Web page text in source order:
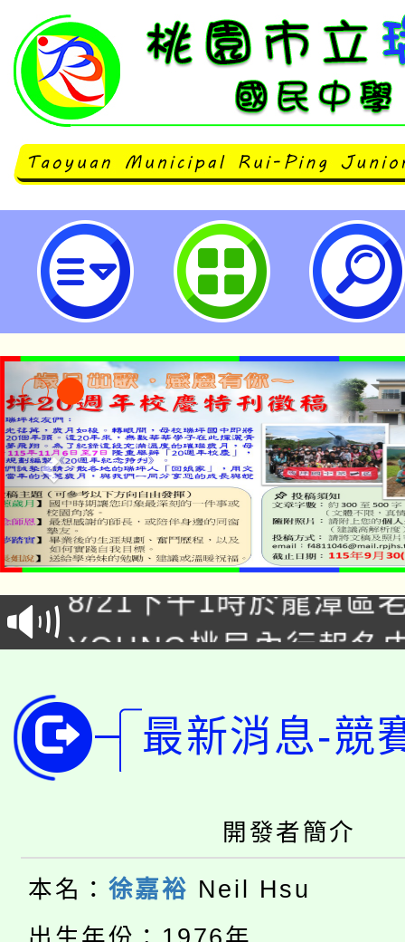
neilrpjhstyc網站設計者：徐嘉
「本色祭」8/29、30在
場熱烈登場!
8/21下午1時於龍潭區
徵才活動。
YOUNG桃局內行報名
開!
115年桃園市運動會8/
田徑場及游泳池舉行。
桃園市低收入戶享有免
視費優惠，中低收入戶
半價優惠，詳情可洽有
者。
大園自造教育及科技
份教師增能研習
大溪自造教育及科技中
份教師研習
淨零綠生活教案入校路
最新消息-競
開發者簡介
本名： 徐嘉裕 Neil Hsu